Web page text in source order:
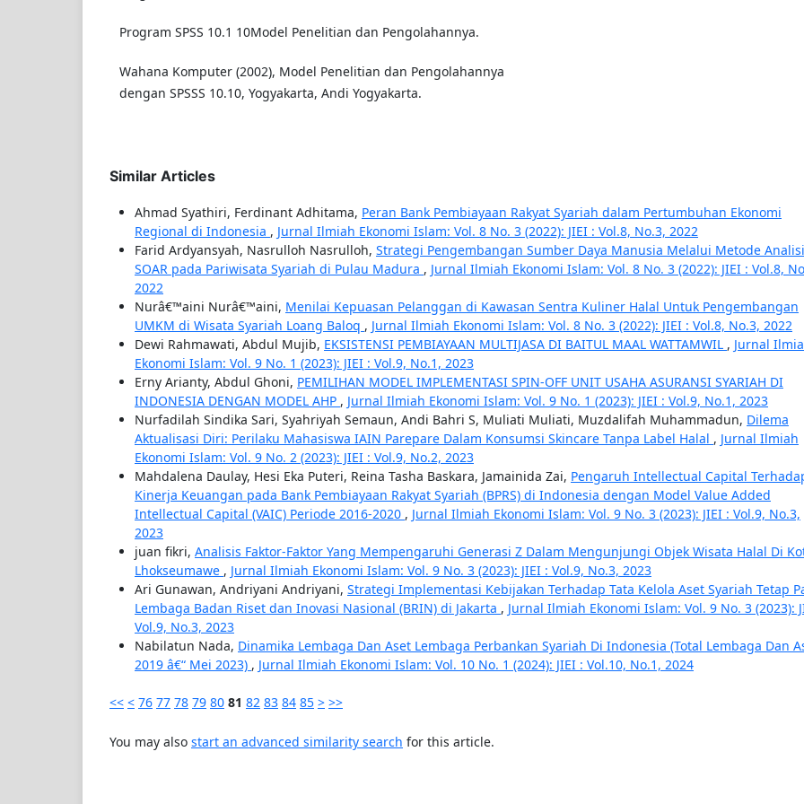
Program SPSS 10.1 10Model Penelitian dan Pengolahannya.
Wahana Komputer (2002), Model Penelitian dan Pengolahannya
dengan SPSSS 10.10, Yogyakarta, Andi Yogyakarta.
Similar Articles
Ahmad Syathiri, Ferdinant Adhitama, Peran Bank Pembiayaan Rakyat Syariah dalam Pertumbuhan Ekonomi
Regional di Indonesia , Jurnal Ilmiah Ekonomi Islam: Vol. 8 No. 3 (2022): JIEI : Vol.8, No.3, 2022
Farid Ardyansyah, Nasrulloh Nasrulloh, Strategi Pengembangan Sumber Daya Manusia Melalui Metode
SOAR pada Pariwisata Syariah di Pulau Madura , Jurnal Ilmiah Ekonomi Islam: Vol. 8 No. 3 (2022): JIEI : Vol.8,
2022
Nurâ€™aini Nurâ€™aini, Menilai Kepuasan Pelanggan di Kawasan Sentra Kuliner Halal Untuk Pengembangan
UMKM di Wisata Syariah Loang Baloq , Jurnal Ilmiah Ekonomi Islam: Vol. 8 No. 3 (2022): JIEI : Vol.8, No.3, 2022
Dewi Rahmawati, Abdul Mujib, EKSISTENSI PEMBIAYAAN MULTIJASA DI BAITUL MAAL WATTAMWIL , Jurnal
Ekonomi Islam: Vol. 9 No. 1 (2023): JIEI : Vol.9, No.1, 2023
Erny Arianty, Abdul Ghoni, PEMILIHAN MODEL IMPLEMENTASI SPIN-OFF UNIT USAHA ASURANSI SYARIAH DI
INDONESIA DENGAN MODEL AHP , Jurnal Ilmiah Ekonomi Islam: Vol. 9 No. 1 (2023): JIEI : Vol.9, No.1, 2023
Nurfadilah Sindika Sari, Syahriyah Semaun, Andi Bahri S, Muliati Muliati, Muzdalifah Muhammadun, Dilema
Aktualisasi Diri: Perilaku Mahasiswa IAIN Parepare Dalam Konsumsi Skincare Tanpa Label Halal , Jurnal Ilmiah
Ekonomi Islam: Vol. 9 No. 2 (2023): JIEI : Vol.9, No.2, 2023
Mahdalena Daulay, Hesi Eka Puteri, Reina Tasha Baskara, Jamainida Zai, Pengaruh Intellectual Capital
Kinerja Keuangan pada Bank Pembiayaan Rakyat Syariah (BPRS) di Indonesia dengan Model Value Added
Intellectual Capital (VAIC) Periode 2016-2020 , Jurnal Ilmiah Ekonomi Islam: Vol. 9 No. 3 (2023): JIEI : Vol.9, No.3,
2023
juan fikri, Analisis Faktor-Faktor Yang Mempengaruhi Generasi Z Dalam Mengunjungi Objek Wisata Halal Di
Lhokseumawe , Jurnal Ilmiah Ekonomi Islam: Vol. 9 No. 3 (2023): JIEI : Vol.9, No.3, 2023
Ari Gunawan, Andriyani Andriyani, Strategi Implementasi Kebijakan Terhadap Tata Kelola Aset Syariah Tetap
Lembaga Badan Riset dan Inovasi Nasional (BRIN) di Jakarta , Jurnal Ilmiah Ekonomi Islam: Vol. 9 No. 3 (2023):
Vol.9, No.3, 2023
Nabilatun Nada, Dinamika Lembaga Dan Aset Lembaga Perbankan Syariah Di Indonesia (Total Lembaga Dan
2019 â€“ Mei 2023) , Jurnal Ilmiah Ekonomi Islam: Vol. 10 No. 1 (2024): JIEI : Vol.10, No.1, 2024
<< < 76 77 78 79 80 81 82 83 84 85 > >>
You may also start an advanced similarity search for this article.